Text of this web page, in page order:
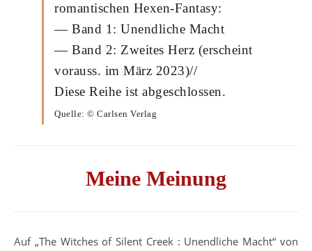
romantischen Hexen-Fantasy:
— Band 1: Unendliche Macht
— Band 2: Zweites Herz (erscheint
vorauss. im März 2023)//
Diese Reihe ist abgeschlossen.
Quelle: © Carlsen Verlag
Meine Meinung
Auf „The Witches of Silent Creek : Unendliche Macht“ von